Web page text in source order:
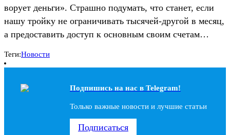
ворует деньги». Страшно подумать, что станет, если
нашу тройку не ограничивать тысячей-другой в месяц,
а предоставить доступ к основным своим счетам…
Теги:Новости
Подпишись на наc в Telegram!
Только важные новости и лучшие статьи
Подписаться